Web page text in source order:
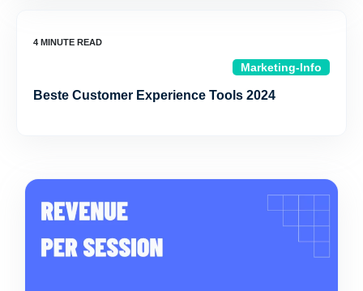
Marketing-Info
Beste Customer Experience Tools 2024